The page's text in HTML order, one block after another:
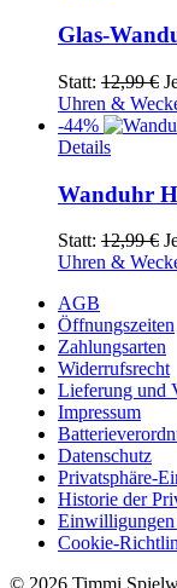
Glas-
Statt: 12,99€
Uhren &
-44%
Details
Wanduhr
Statt: 12,99€
Uhren &
AGB
Öffnungszeiten
Zahlungsarten
Widerrufsrecht
Lieferung und
Impressum
Datenschutz
Privatsphäre-
Historie der
Cookie-